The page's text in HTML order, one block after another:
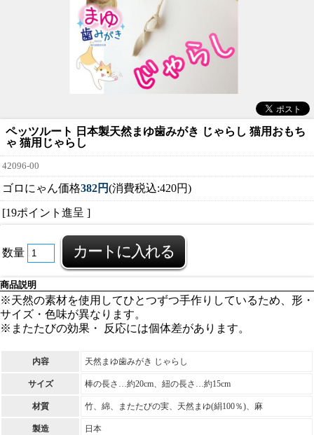
ペッツルート 日本製天然まゆ歯みがき じゃらし 猫用おもち
ゃ 猫用じゃらし
42096-00
ゴロにゃん価格382円(消費税込:420円)
[19ポイント進呈 ]
数量
商品説明
※天然の素材を使用してひとつずつ手作りしているため、形・
サイズ・色味が異なります。
※またたびの効果・ 反応には個体差があります。
内容 天然まゆ歯みがき じゃらし
サイズ 棒の長さ…約20cm、紐の長さ…約15cm
材質 竹、綿、またたびの実、天然まゆ(絹100％)、麻
製造 日本